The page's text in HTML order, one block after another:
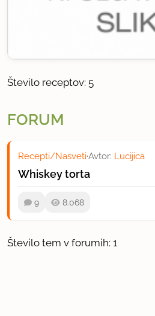
Število receptov: 5
FORUM
Recepti/Nasveti·Avtor: Lucijica
Whiskey torta
9 8.068
Število tem v forumih: 1